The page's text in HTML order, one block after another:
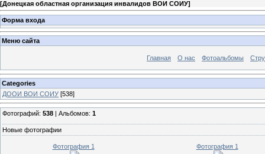
[Донецкая областная организация инвалидов ВОИ СОИУ]
Форма входа
Меню сайта
Главная О нас Фотоальбомы
Categories
ДООИ ВОИ СОИУ [538]
Фотографий: 538 | Альбомов: 1
Новые фотографии
Фотография 1 Фотография 1